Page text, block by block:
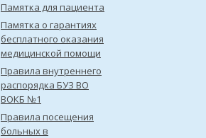
Памятка для пациента
Памятка о гарантиях
бесплатного оказания
медицинской помощи
Правила внутреннего
распорядка БУЗ ВО
ВОКБ №1
Правила посещения
больных в